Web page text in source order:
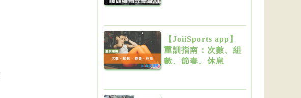
【JoiiSports app】
重訓指南：次數、組
數、節奏、休息